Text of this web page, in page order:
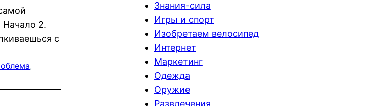
Начало 2.
с
Знания-сила
Игры и спорт
Изобретаем велосипед
Интернет
Маркетинг
Одежда
Оружие
Развлечения